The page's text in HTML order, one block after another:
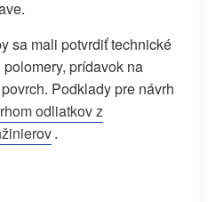
sa mali potvrdiť technické
prídavok na
Podklady pre návrh
odliatkov z
.